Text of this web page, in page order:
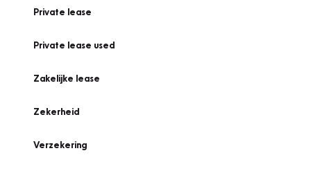
Private lease
Private lease used
Zakelijke lease
Zekerheid
Verzekering